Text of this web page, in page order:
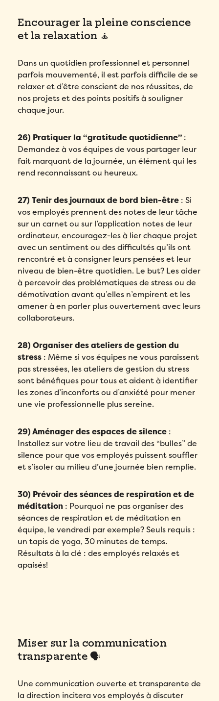
Encourager la pleine conscience
et la relaxation 🧘
Dans un quotidien professionnel et personnel
parfois mouvementé, il est parfois difficile de se
relaxer et d’être conscient de nos réussites, de
nos projets et des points positifs à souligner
chaque jour.
26) Pratiquer la “gratitude quotidienne” :
Demandez à vos équipes de vous partager leur
fait marquant de la journée, un élément qui les
rend reconnaissant ou heureux.
27) Tenir des journaux de bord bien-être : Si
vos employés prennent des notes de leur tâche
sur un carnet ou sur l’application notes de leur
ordinateur, encouragez-les à lier chaque projet
avec un sentiment ou des difficultés qu’ils ont
rencontré et à consigner leurs pensées et leur
niveau de bien-être quotidien. Le but? Les aider
à percevoir des problématiques de stress ou de
démotivation avant qu’elles n’empirent et les
amener à en parler plus ouvertement avec leurs
collaborateurs.
28) Organiser des ateliers de gestion du
stress : Même si vos équipes ne vous paraissent
pas stressées, les ateliers de gestion du stress
sont bénéfiques pour tous et aident à identifier
les zones d’inconforts ou d’anxiété pour mener
une vie professionnelle plus sereine.
29) Aménager des espaces de silence :
Installez sur votre lieu de travail des “bulles” de
silence pour que vos employés puissent souffler
et s’isoler au milieu d’une journée bien remplie.
30) Prévoir des séances de respiration et de
méditation : Pourquoi ne pas organiser des
séances de respiration et de méditation en
équipe, le vendredi par exemple? Seuls requis :
un tapis de yoga, 30 minutes de temps.
Résultats à la clé : des employés relaxés et
apaisés!
Miser sur la communication
transparente 🗣
Une communication ouverte et transparente de
la direction incitera vos employés à discuter